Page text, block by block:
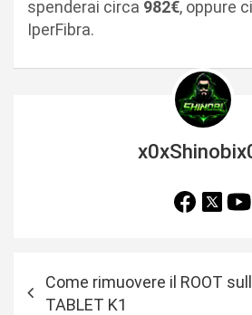
spenderai circa 982€, oppure
IperFibra.
Come rimuovere il ROOT
TABLET K1